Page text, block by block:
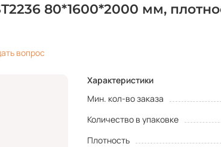
80*1600*2000 мм,
вопрос
Характеристики
Мин. кол-во заказа
Количество в упаковке
Плотность